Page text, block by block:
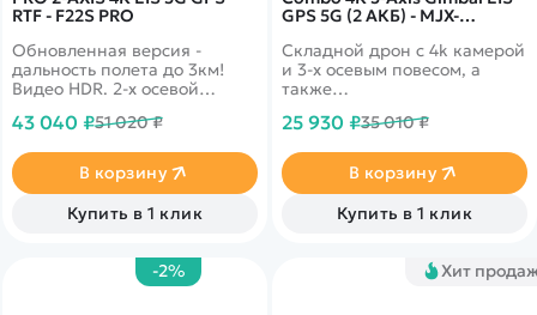
RTF - F22S PRO
Обновленная версия -
дальность полета до 3км!
Видео HDR. 2-х осевой
сигналом, Ultra HD камера
полета более 27 минут, а
также управление жестами.
43 040 ₽51 020 ₽
В корзину
Купить в 1 клик
GPS 5G (2 АКБ) - MJX-
Складной дрон с 4k камерой
и 3-х осевым повесом, а
также
стабилизацией EIS. Время
Дальность более 3км.
Скорость полета до 40 км/ч!
25 930 ₽35 010 ₽
В корзину
Купить в 1 клик
-2% Хит